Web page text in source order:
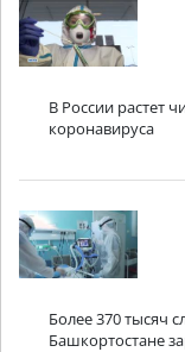
В России растет
коронавируса
Более 370 тысяч
Башкортостане